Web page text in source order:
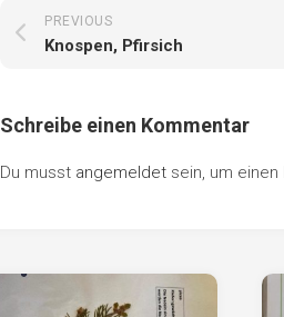
PREVIOUS
Knospen, Pfirsich
Schreibe einen Kommentar
Du musst angemeldet sein, um